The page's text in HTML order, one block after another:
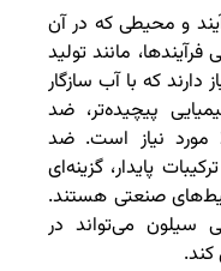
و محیطی که در آن
مانند تولید
که با آب سازگار
پیچیده‌تر، ضد
مورد نیاز است. ضد
پایدار، گزینه‌ای
صنعتی هستند.
سیلون می‌تواند در